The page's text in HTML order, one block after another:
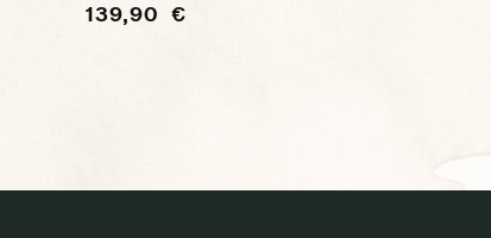
139,90 €